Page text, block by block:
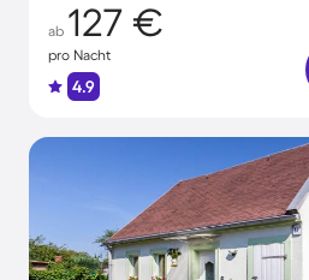
ab 127 €
pro Nacht
4.9